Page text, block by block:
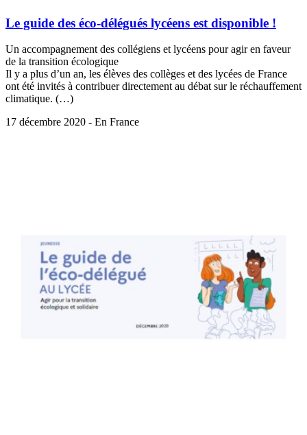
Le guide des éco-délégués lycéens est disponible !
Un accompagnement des collégiens et lycéens pour agir en faveur
de la transition écologique
Il y a plus d’un an, les élèves des collèges et des lycées de France
ont été invités à contribuer directement au débat sur le réchauffement
climatique. (…)
17 décembre 2020 - En France